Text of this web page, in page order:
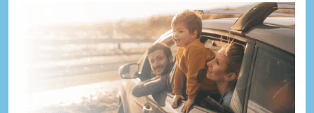
Posebni popusti
Pristupite ekskluzivnim ponudama naših
dobavljača